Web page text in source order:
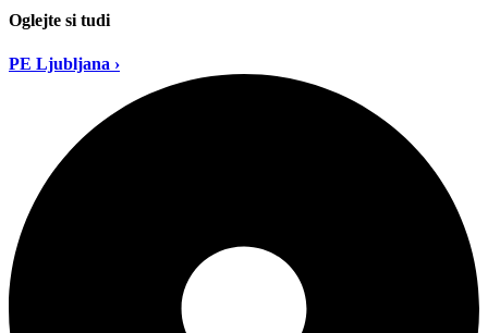
Oglejte si tudi
PE Ljubljana ›